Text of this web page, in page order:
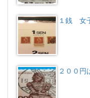
１銭 女
２００